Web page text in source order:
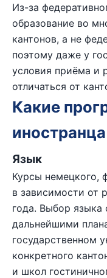
Из-за
образование во
кантонов, а не
поэтому даже у
условия приёма и
отличаться от
Какие
иностранца
Язык
Курсы немецкого,
в зависимости от
года. Выбор языка
дальнейшими
государственном
конкретного
и школ